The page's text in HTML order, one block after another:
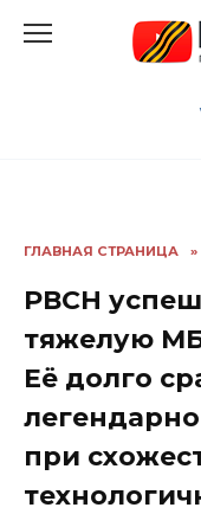
ГЛАВНАЯ СТРАНИЦА »
РВСН
тяжелую
Её долго
при